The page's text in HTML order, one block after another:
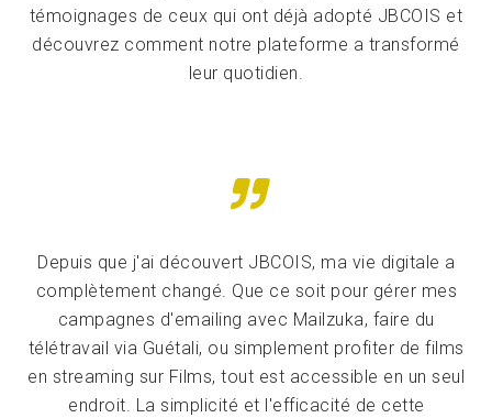
Depuis que j'ai découvert JBCOIS, ma vie digitale a
complètement changé. Que ce soit pour gérer mes
campagnes d'emailing avec Mailzuka, faire du
télétravail via Guétali, ou simplement profiter de films
en streaming sur Films, tout est accessible en un seul
endroit. La simplicité et l'efficacité de cette
témoignages de ceux qui ont déjà adopté JBCOIS et
découvrez comment notre plateforme a transformé
leur quotidien.